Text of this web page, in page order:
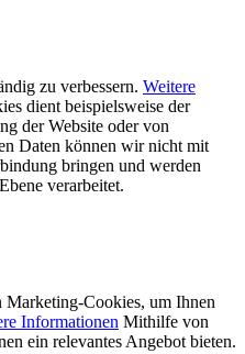
zu verbessern. Weitere
dient beispielsweise der
der Website oder von
Daten können wir nicht mit
bringen und werden
verarbeitet.
Marketing-Cookies, um Ihnen
Informationen Mithilfe von
ein relevantes Angebot bieten.